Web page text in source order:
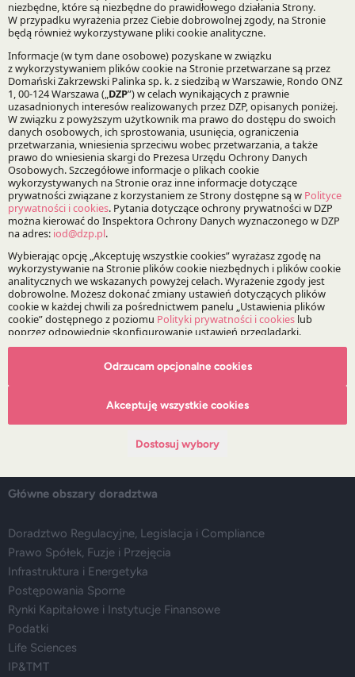
Infrastruktura i Energetyka
Specjalizacje:
Zamówienia publiczne
Bądź na bieżąco z DZP
Zapisz
O Kancelarii
Nasze doradztwo
Wydarzenia
Główne obszary doradztwa
Doradztwo Regulacyjne, Legislacja i Compliance
Prawo Spółek, Fuzje i Przejęcia
Infrastruktura i Energetyka
Postępowania Sporne
Rynki Kapitałowe i Instytucje Finansowe
Podatki
Life Sciences
IP&TMT
Odrzucam opcjonalne cookies
Akceptuję wszystkie cookies
Dostosuj wybory